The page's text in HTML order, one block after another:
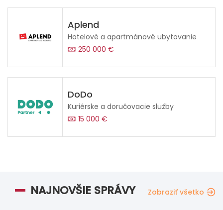
Aplend
Hotelové a apartmánové ubytovanie
250 000 €
DoDo
Kuriérske a doručovacie služby
15 000 €
NAJNOVŠIE SPRÁVY Zobraziť všetko